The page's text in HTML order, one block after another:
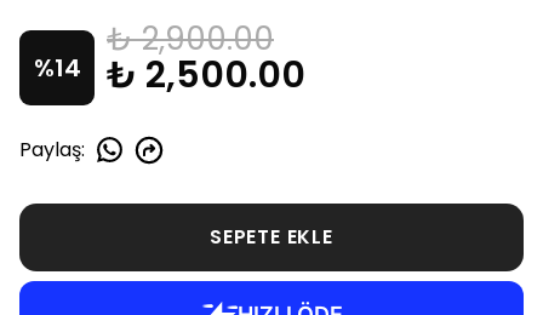
%14
₺ 2,900.00
₺ 2,500.00
Paylaş:
SEPETE EKLE